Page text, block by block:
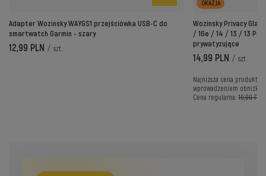
Adapter Wozinsky WAYGS1 przejściówka USB-C do
smartwatch Garmin - szary
12,99 PLN / szt.
OKAZJA
Wozinsky Privacy
/ 16e / 14 / 13 / 13
prywatyzujące
14,99 PLN / szt.
Najniższa cena produktu
wprowadzeniem obniżki:
Cena regularna: 19,00 PLN